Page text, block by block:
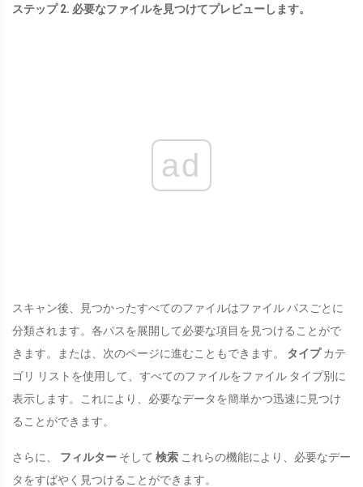
ステップ 2. 必要なファイルを見つけてプレビューします。
ad
スキャン後、見つかったすべてのファイルはファイル パスごとに
分類されます。各パスを展開して必要な項目を見つけることがで
きます。または、次のページに進むこともできます。 タイプカテ
ゴリ リストを使用して、すべてのファイルをファイル タイプ別に
表示します。これにより、必要なデータを簡単かつ迅速に見つけ
ることができます。
さらに、 フィルター そして 検索 これらの機能により、必要なデー
タをすばやく見つけることができます。